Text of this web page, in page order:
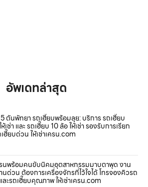
อัพเดทล่าสุด
ตันพัทยา รถเฮี๊ยบพร้อมลุย: บริการ รถเฮี๊ยบ
เช่า และ รถเฮี๊ยบ 10 ล้อ ให้เช่า รองรับการเรียก
เฮี๊ยบด่วน ให้เช่าเครน.com
นพร้อมคนขับนิคมอุตสาหกรรมมาบตาพุด งาน
นด่วน ต้องการเครื่องจักรที่ไว้ใจได้ โทรจองคิวรถ
ละรถเฮี๊ยบคุณภาพ ให้เช่าเครน.com